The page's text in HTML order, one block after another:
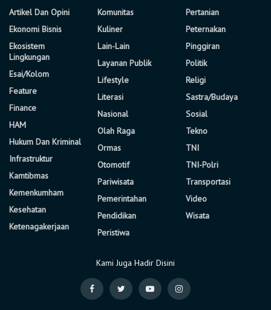
Artikel Dan Opini
Ekonomi Bisnis
Ekosistem
Lingkungan
Esai/Kolom
Feature
Finance
HAM
Hukum Dan Kriminal
Infrastruktur
Kamtibmas
Kemenkumham
Kesehatan
Ketenagakerjaan
Komunitas
Kuliner
Lain-Lain
Layanan Publik
Lifestyle
Literasi
Nasional
Olah Raga
Ormas
Otomotif
Pariwisata
Pemerintahan
Pendidikan
Peristiwa
Pertanian
Peternakan
Pinggiran
Politik
Religi
Sastra/Budaya
Sosial
Tekno
TNI
TNI-Polri
Transportasi
Video
Wisata
Kami Juga Hadir Disini